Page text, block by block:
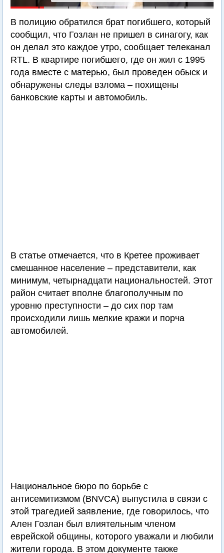
В полицию обратился брат погибшего, который
сообщил, что Гозлан не пришел в синагогу, как
он делал это каждое утро, сообщает телеканал
RTL. В квартире погибшего, где он жил с 1995
года вместе с матерью, был проведен обыск и
обнаружены следы взлома – похищены
банковские карты и автомобиль.
В статье отмечается, что в Кретее проживает
смешанное население – представители, как
минимум, четырнадцати национальностей. Этот
район считает вполне благополучным по
уровню преступности – до сих пор там
происходили лишь мелкие кражи и порча
автомобилей.
Национальное бюро по борьбе с
антисемитизмом (BNVCA) выпустила в связи с
этой трагедией заявление, где говорилось, что
Ален Гозлан был влиятельным членом
еврейской общины, которого уважали и любили
жители города. В этом документе также